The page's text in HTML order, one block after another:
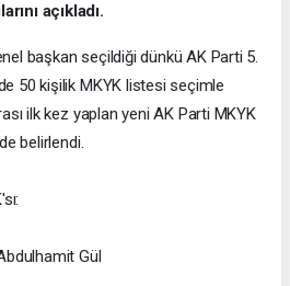
açıkladı.
başkan seçildiği dünkü AK Parti 5.
50 kişilik MKYK listesi seçimle
ilk kez yaplan yeni AK Parti MKYK
belirlendi.
Gül